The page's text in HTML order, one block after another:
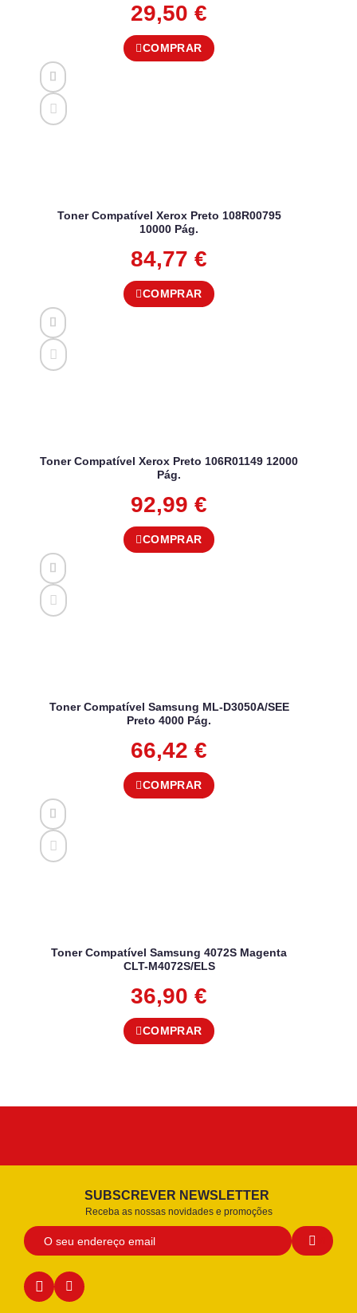
29,50 €
COMPRAR
Toner Compatível Xerox Preto 108R00795
10000 Pág.
84,77 €
COMPRAR
Toner Compatível Xerox Preto 106R01149 12000
Pág.
92,99 €
COMPRAR
Toner Compatível Samsung ML-D3050A/SEE
Preto 4000 Pág.
66,42 €
COMPRAR
Toner Compatível Samsung 4072S Magenta
CLT-M4072S/ELS
36,90 €
COMPRAR
SUBSCREVER NEWSLETTER
Receba as nossas novidades e promoções